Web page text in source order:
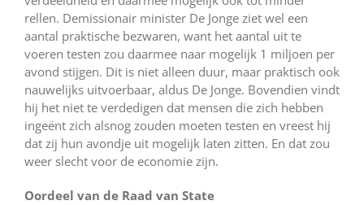
rellen. Demissionair minister De Jonge ziet wel een
aantal praktische bezwaren, want het aantal uit te
voeren testen zou daarmee naar mogelijk 1 miljoen per
avond stijgen. Dit is niet alleen duur, maar praktisch ook
nauwelijks uitvoerbaar, aldus De Jonge. Bovendien vindt
hij het niet te verdedigen dat mensen die zich hebben
ingeënt zich alsnog zouden moeten testen en vreest hij
dat zij hun avondje uit mogelijk laten zitten. En dat zou
weer slecht voor de economie zijn.
Oordeel van de Raad van State